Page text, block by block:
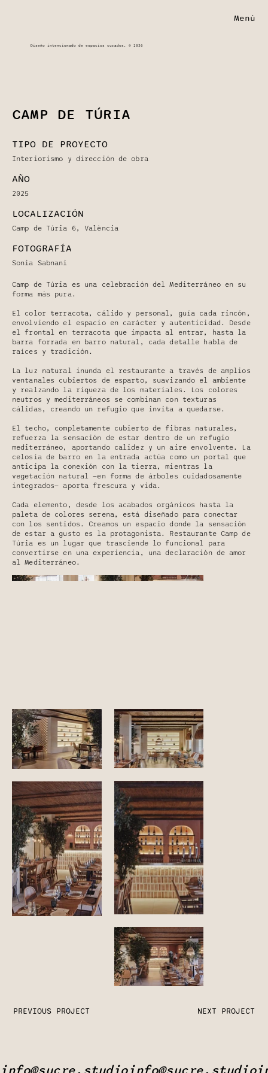
Menú
CAMP DE TÚRIA
TIPO DE PROYECTO
Interiorismo y dirección de obra
AÑO
2025
LOCALIZACIÓN
Camp de Túria 6, València
FOTOGRAFÍA
Sonia Sabnani
Camp de Túria es una celebración del Mediterráneo en su
forma más pura.
El color terracota, cálido y personal, guía cada rincón,
envolviendo el espacio en carácter y autenticidad. Desde
el frontal en terracota que impacta al entrar, hasta la
barra forrada en barro natural, cada detalle habla de
raíces y tradición.
La luz natural inunda el restaurante a través de amplios
ventanales cubiertos de esparto, suavizando el ambiente
y realzando la riqueza de los materiales. Los colores
neutros y mediterráneos se combinan con texturas
cálidas, creando un refugio que invita a quedarse.
El techo, completamente cubierto de fibras naturales,
refuerza la sensación de estar dentro de un refugio
mediterráneo, aportando calidez y un aire envolvente. La
celosía de barro en la entrada actúa como un portal que
anticipa la conexión con la tierra, mientras la
vegetación natural —en forma de árboles cuidadosamente
integrados— aporta frescura y vida.
Cada elemento, desde los acabados orgánicos hasta la
paleta de colores serena, está diseñado para conectar
con los sentidos. Creamos un espacio donde la sensación
de estar a gusto es la protagonista. Restaurante Camp de
Túria es un lugar que trasciende lo funcional para
convertirse en una experiencia, una declaración de amor
al Mediterráneo.
PREVIOUS PROJECT NEXT PROJECT
Diseño intencionado de espacios curados. © 2026